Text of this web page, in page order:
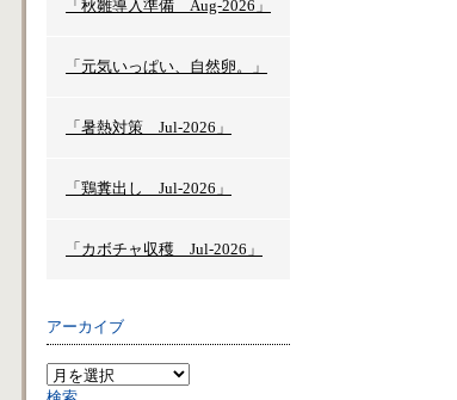
「秋雛導入準備 Aug-2026」
「元気いっぱい、自然卵。」
「暑熱対策 Jul-2026」
「鶏糞出し Jul-2026」
「カボチャ収穫 Jul-2026」
アーカイブ